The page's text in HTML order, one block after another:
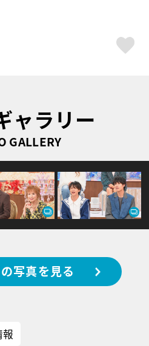
ャラリー
GALLERY
写真を見る
報